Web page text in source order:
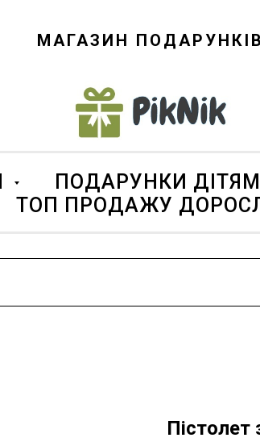
МАГАЗИН ПОДАРУНКІВ
ПОДАРУНКИ ДІТЯМ
ТОП ПРОДАЖУ